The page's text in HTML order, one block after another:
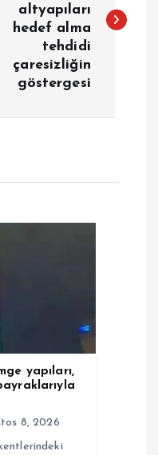
altyapıları
hedef alma
tehdidi
çaresizliğin
göstergesi
yapıları,
8, 2026